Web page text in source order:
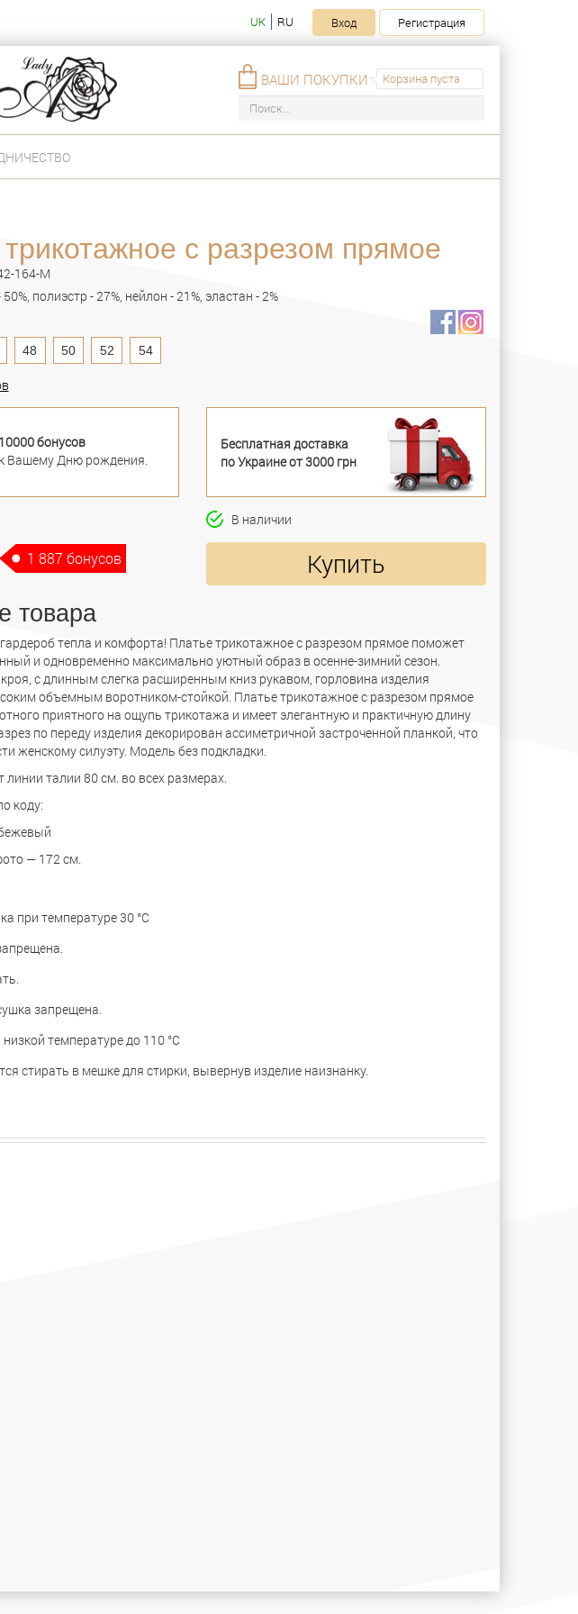
UK RU Вход Регистрация
Корзина пуста
ВАШИ ПОКУПКИ
с разрезом прямое
164-M
полиэстр - 27%, нейлон - 21%, эластан - 2%
48 50 52 54
10000 бонусов
к Вашему Дню рождения.
Бесплатная доставка
по Украине от 3000 грн
1 887 бонусов
В наличии
Купить
товара
тепла и комфорта! Платье трикотажное с разрезом прямое поможет
и одновременно максимально уютный образ в осенне-зимний сезон.
с длинным слегка расширенным книз рукавом, горловина изделия
объемным воротником-стойкой. Платье трикотажное с разрезом прямое
приятного на ощупь трикотажа и имеет элегантную и практичную длину
по переду изделия декорирован ассиметричной застроченной планкой, что
женскому силуэту. Модель без подкладки.
линии талии 80 см. во всех размерах.
коду:
— 172 см.
при температуре 30 °С
запрещена.
температуре до 110 °С
стирать в мешке для стирки, вывернув изделие наизнанку.